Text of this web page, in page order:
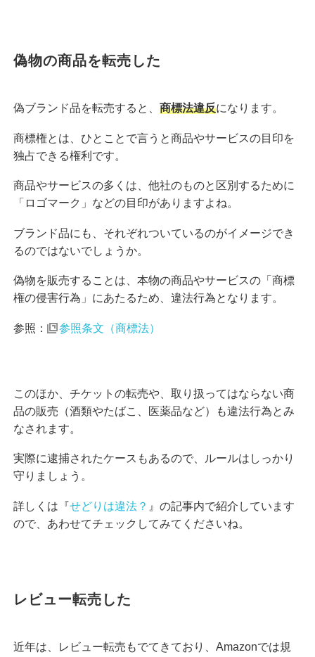
偽物の商品を転売した
偽ブランド品を転売すると、 商標法違反になります。
商標権とは、ひとことで言うと商品やサービスの目印を
独占できる権利です。
商品やサービスの多くは、他社のものと区別するために
「ロゴマーク」などの目印がありますよね。
ブランド品にも、それぞれついているのがイメージでき
るのではないでしょうか。
偽物を販売することは、本物の商品やサービスの「商標
権の侵害行為」にあたるため、違法行為となります。
参照： 参照条文（商標法）
このほか、チケットの転売や、取り扱ってはならない商
品の販売（酒類やたばこ、医薬品など）も違法行為とみ
なされます。
実際に逮捕されたケースもあるので、ルールはしっかり
守りましょう。
詳しくは『せどりは違法？ 』の記事内で紹介しています
ので、あわせてチェックしてみてくださいね。
レビュー転売した
近年は、レビュー転売もでてきており、Amazonでは規